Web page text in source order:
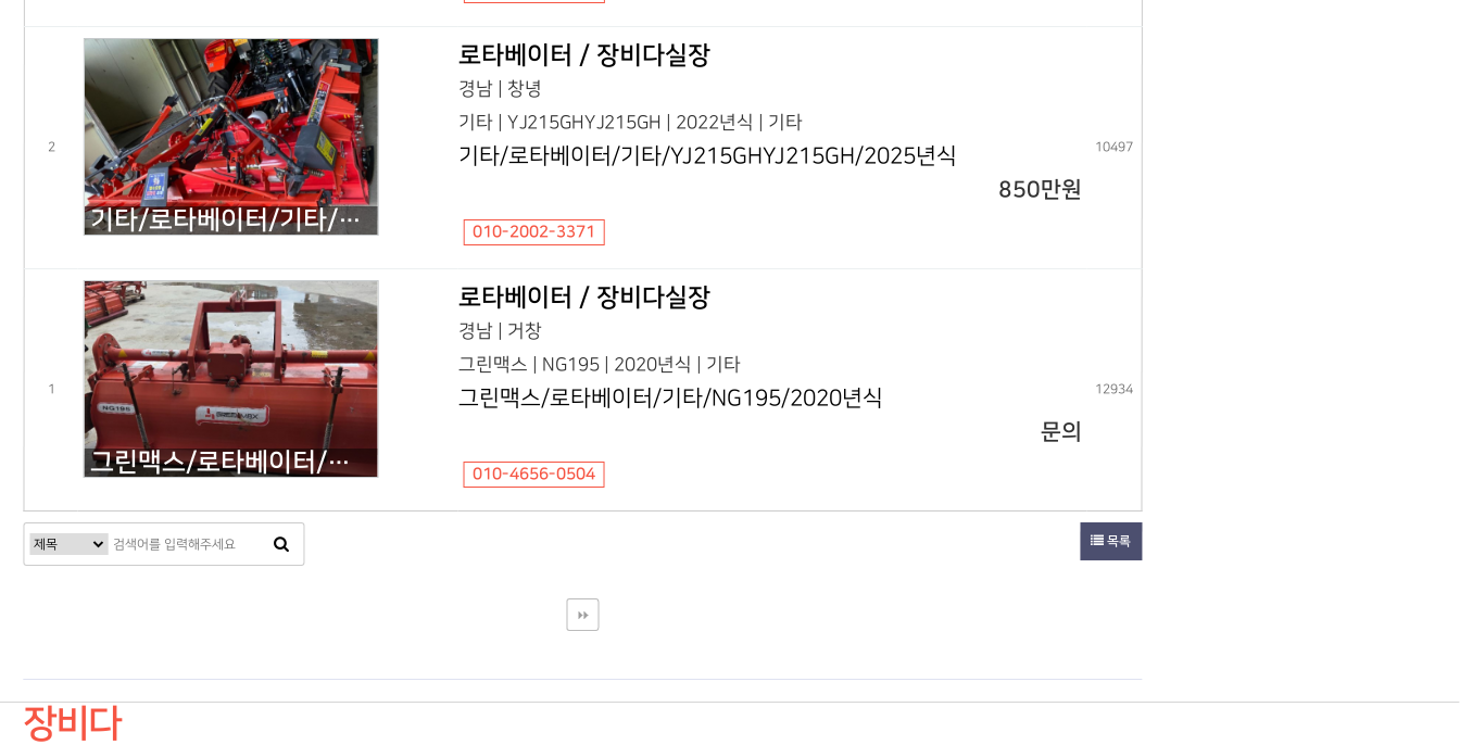
2
기타/로타베이터/기타/YJ215GHYJ215GH/2025년식
로타베이터 / 장비다실장
경남 | 창녕
기타 | YJ215GHYJ215GH | 2022년식 | 기타
기타/로타베이터/기타/YJ215GHYJ215GH/2025년식
850만원
010-2002-3371
10497
1
그린맥스/로타베이터/기타/NG195/2020년식
로타베이터 / 장비다실장
경남 | 거창
그린맥스 | NG195 | 2020년식 | 기타
그린맥스/로타베이터/기타/NG195/2020년식
문의
010-4656-0504
12934
목록
장비다